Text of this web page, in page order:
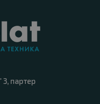
партер